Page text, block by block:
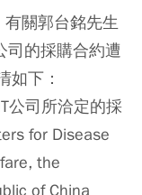
關郭台銘先生
司的採購合約遭
如下：
公司所洽定的採
for Disease
the
of China